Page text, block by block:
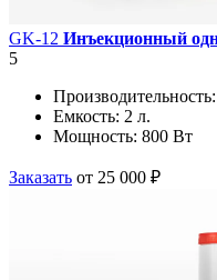
GK-12 Инъекционный
5
Производительность:
Емкость: 2 л.
Мощность: 800 Вт
Заказать от 25 000 ₽